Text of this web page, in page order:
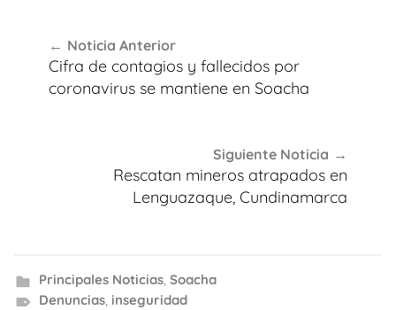
de
entradas
Noticia Anterior
Cifra de contagios y fallecidos por
coronavirus se mantiene en Soacha
Siguiente Noticia
Rescatan mineros atrapados en
Lenguazaque, Cundinamarca
Principales Noticias, Soacha
Denuncias, inseguridad